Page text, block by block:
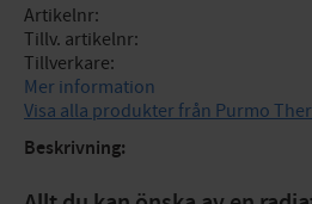
Artikelnr
Tillv. artikelnr
Tillverkare
Mer information
Visa alla produkter från Purmo
Beskrivning: